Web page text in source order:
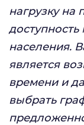
нагрузку на
доступность
населения.
является
времени и
выбрать